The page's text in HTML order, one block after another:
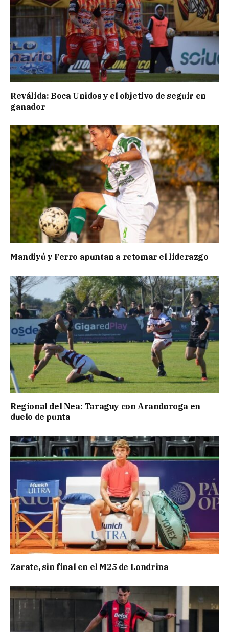
Reválida: Boca Unidos y el objetivo de seguir en
ganador
Mandiyú y Ferro apuntan a retomar el liderazgo
Regional del Nea: Taraguy con Aranduroga en
duelo de punta
Zarate, sin final en el M25 de Londrina